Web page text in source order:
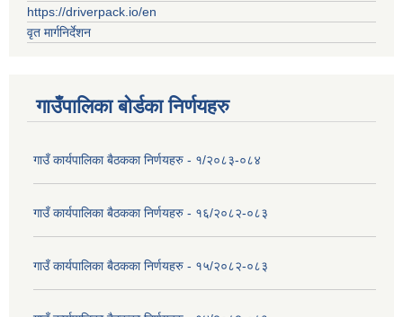
https://driverpack.io/en
वृत मार्गनिर्देशन
गाउँपालिका बोर्डका निर्णयहरु
गाउँ कार्यपालिका बैठकका निर्णयहरु - १/२०८३-०८४
गाउँ कार्यपालिका बैठकका निर्णयहरु - १६/२०८२-०८३
गाउँ कार्यपालिका बैठकका निर्णयहरु - १५/२०८२-०८३